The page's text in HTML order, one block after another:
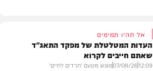
אל תהיו תמימים
העדות המטלטלת של מפקד התאג"ד
שאתם חייבים לקרוא
12:09
07/08/26מוגש מטעם 'חרדים לחיים'